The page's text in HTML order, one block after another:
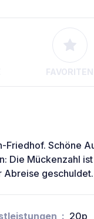
FAVORITEN
Friedhof. Schöne
Die Mückenzahl
Abreise geschuldet.
20p